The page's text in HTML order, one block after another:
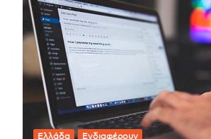
Ελλάδα Ενδιαφέρουν